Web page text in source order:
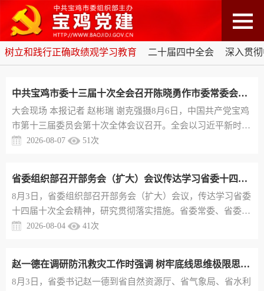
树立和践行正确政绩观学习教育 二十届四中全会 深入贯
中共宝鸡市委十三届十次全会召开陈晓勇作市委常委会工作报告并讲话 牛恺安排经济工作
​大会现场 本报记者 赵彬瑞 谢克强摄8月6日，中国共产党宝鸡
市第十三届委员会第十次全体会议召开。全会以习近平新时代
中国特色社会主义思想为指导，深入学习贯彻党的二十大和二
员全市上下增强主动、真抓实干，加快建设陕甘川宁毗邻区域
中心城市和高质量发展先行区，为奋力谱写中国式现代化建设
的陕西新篇章贡献...
2026-08-07 51次
省委组织部召开部务会（扩大）会议传达学习省委十四届十次全会精神
8月3日，省委组织部召开部务会（扩大）会议，传达学习省委
十四届十次全会精神，研究贯彻落实措施。省委常委、省委组
织部部长张伟主持会议并讲话。会议指出，省委十四届十次全
动、多点支撑、三区协同”区域发展战略，进一步强化责任担
当、细化落实举措，更好以高质量组织工作服务高质量发展。
2026-08-04 41次
赵一德在调研防汛救灾工作时强调 树牢底线思维极限思维 以严实举措保障全省安全度汛
8月3日，省委书记赵一德到省自然资源厅、省气象局、省水利